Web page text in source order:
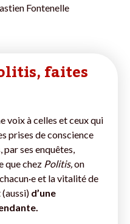
Fontenelle
faites
voix à celles et ceux qui
prises de conscience
ses enquêtes,
que chez Politis, on
et la vitalité de
d’une